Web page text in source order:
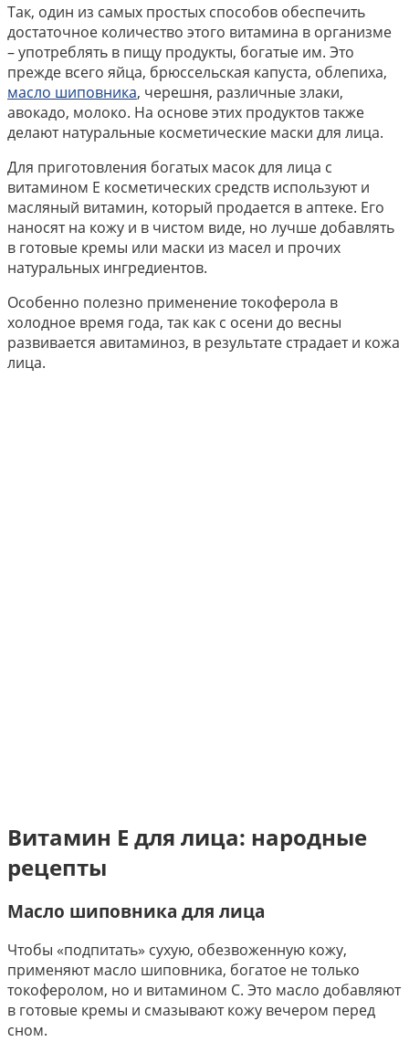
Так, один из самых простых способов обеспечить
достаточное количество этого витамина в организме
– употреблять в пищу продукты, богатые им. Это
прежде всего яйца, брюссельская капуста, облепиха,
масло шиповника, черешня, различные злаки,
авокадо, молоко. На основе этих продуктов также
делают натуральные косметические маски для лица.
Для приготовления богатых масок для лица с
витамином Е косметических средств используют и
масляный витамин, который продается в аптеке. Его
наносят на кожу и в чистом виде, но лучше добавлять
в готовые кремы или маски из масел и прочих
натуральных ингредиентов.
Особенно полезно применение токоферола в
холодное время года, так как с осени до весны
развивается авитаминоз, в результате страдает и кожа
лица.
Витамин Е для лица: народные
рецепты
Масло шиповника для лица
Чтобы «подпитать» сухую, обезвоженную кожу,
применяют масло шиповника, богатое не только
токоферолом, но и витамином С. Это масло добавляют
в готовые кремы и смазывают кожу вечером перед
сном.